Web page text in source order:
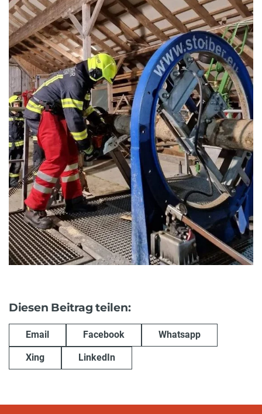
Diesen Beitrag teilen:
Email Facebook Whatsapp
Xing LinkedIn